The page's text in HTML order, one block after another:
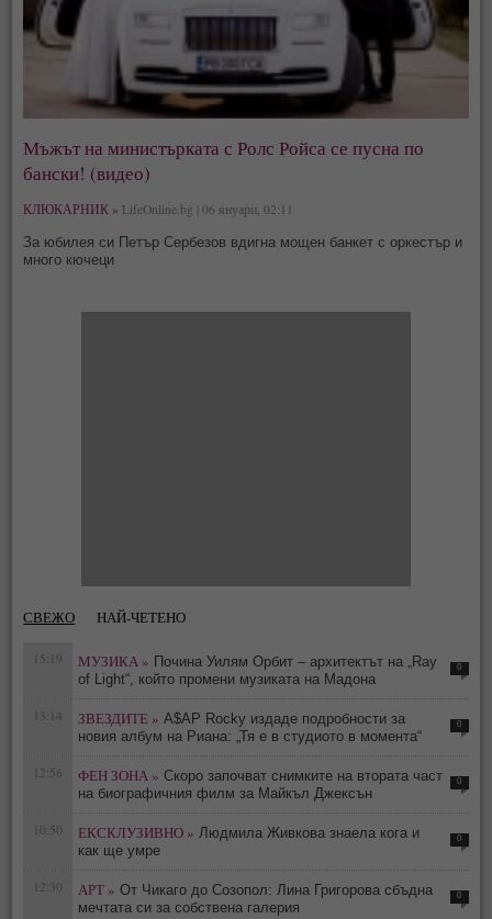
Мъжът на министърката с Ролс Ройса се пусна по
бански! (видео)
КЛЮКАРНИК » LifeOnline.bg | 06 януари, 02:11
За юбилея си Петър Сербезов вдигна мощен банкет с оркестър и
много кючеци
СВЕЖО НАЙ-ЧЕТЕНО
15:19 МУЗИКА » Почина Уилям Орбит – архитектът на „Ray
of Light“, който промени музиката на Мадона
0
13:14 ЗВЕЗДИТЕ » A$AP Rocky издаде подробности за
новия албум на Риана: „Тя е в студиото в момента“
0
12:56 ФЕН ЗОНА » Скоро започват снимките на втората част
на биографичния филм за Майкъл Джексън
0
10:50 ЕКСКЛУЗИВНО » Людмила Живкова знаела кога и
как ще умре
0
12:30 АРТ » От Чикаго до Созопол: Лина Григорова сбъдна
мечтата си за собствена галерия
0